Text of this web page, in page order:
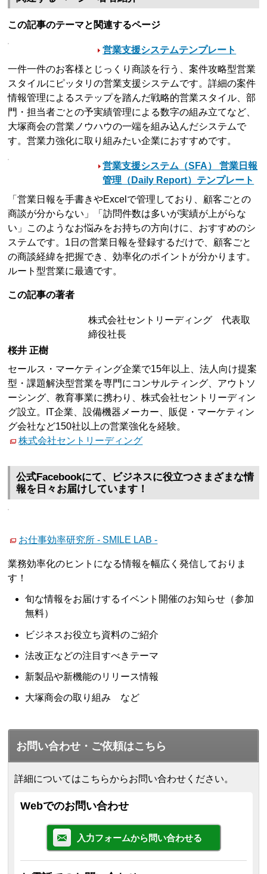
この記事のテーマと関連するページ
営業支援システムテンプレート
一件一件のお客様とじっくり商談を行う、案件攻略型営業
スタイルにピッタリの営業支援システムです。詳細の案件
情報管理によるステップを踏んだ戦略的営業スタイル、部
門・担当者ごとの予実績管理による数字の組み立てなど、
大塚商会の営業ノウハウの一端を組み込んだシステムで
す。営業力強化に取り組みたい企業におすすめです。
営業支援システム（SFA） 営業日報
管理（Daily Report）テンプレート
「営業日報を手書きやExcelで管理しており、顧客ごとの
商談が分からない」「訪問件数は多いが実績が上がらな
い」このようなお悩みをお持ちの方向けに、おすすめのシ
ステムです。1日の営業日報を登録するだけで、顧客ごと
の商談経緯を把握でき、効率化のポイントが分かります。
ルート型営業に最適です。
この記事の著者
株式会社セントリーディング 代表取
締役社長
桜井 正樹
セールス・マーケティング企業で15年以上、法人向け提案
型・課題解決型営業を専門にコンサルティング、アウトソ
ーシング、教育事業に携わり、株式会社セントリーディン
グ設立。IT企業、設備機器メーカー、販促・マーケティン
グ会社など150社以上の営業強化を経験。
株式会社セントリーディング
公式Facebookにて、ビジネスに役立つさまざまな情
報を日々お届けしています！
お仕事効率研究所 - SMILE LAB -
業務効率化のヒントになる情報を幅広く発信しておりま
す！
旬な情報をお届けするイベント開催のお知らせ（参加
無料）
ビジネスお役立ち資料のご紹介
法改正などの注目すべきテーマ
新製品や新機能のリリース情報
大塚商会の取り組み など
お問い合わせ・ご依頼はこちら
詳細についてはこちらからお問い合わせください。
Webでのお問い合わせ
入力フォームから問い合わせる